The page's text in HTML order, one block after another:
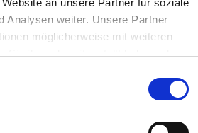
Analysen weiter. Unsere Partner
möglicherweise mit weiteren
Sie ihnen bereitgestellt haben oder
Typ 10